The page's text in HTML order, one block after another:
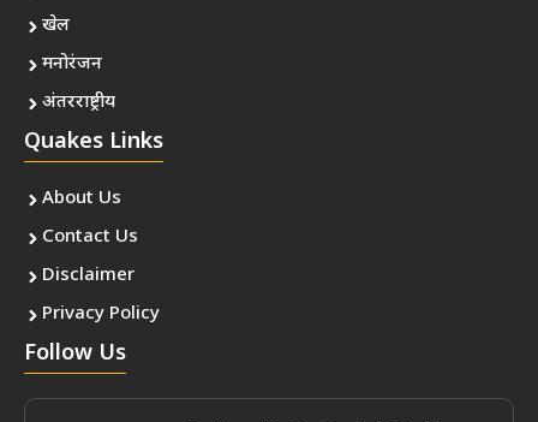
खेल
मनोरंजन
अंतरराष्ट्रीय
Quakes Links
About Us
Contact Us
Disclaimer
Privacy Policy
Follow Us